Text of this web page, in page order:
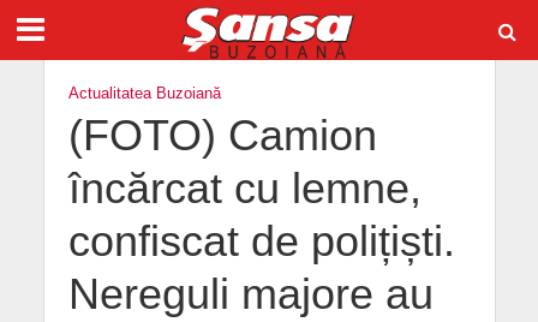
Actualitatea Buzoiană
(FOTO) Camion
încărcat cu lemne,
confiscat de polițiști.
Nereguli majore au